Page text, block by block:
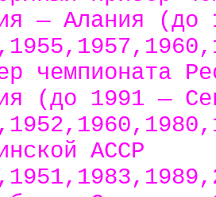
— Алания (до
чемпионата
(до 1991 —
АССР